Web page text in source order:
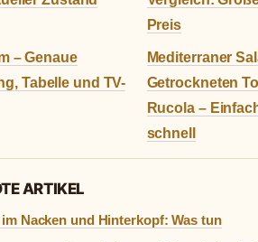
Preis
– Genaue
Tabelle und TV-
Mediterraner
Getrockneten
Rucola –
schnell
ARTIKEL
Nacken und Hinterkopf: Was tun